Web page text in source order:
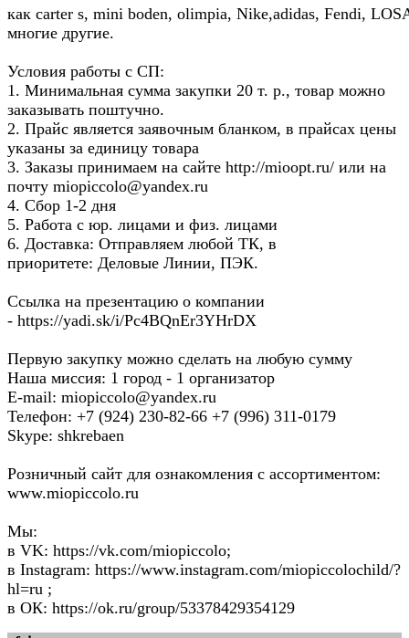
как carter s, mini boden, olimpia, Nike,adidas, Fendi,
многие другие.
Условия работы с СП:
1. Минимальная сумма закупки 20 т. р., товар можно
заказывать поштучно.
2. Прайс является заявочным бланком, в прайсах цены
указаны за единицу товара
3. Заказы принимаем на сайте http://mioopt.ru/ или на
почту miopiccolo@yandex.ru
4. Сбор 1-2 дня
5. Работа с юр. лицами и физ. лицами
6. Доставка: Отправляем любой ТК, в
приоритете: Деловые Линии, ПЭК.
Ссылка на презентацию о компании
- https://yadi.sk/i/Pc4BQnEr3YHrDX
Первую закупку можно сделать на любую сумму​​​​​​​
Наша миссия: 1 город - 1 организатор
E-mail: miopiccolo@yandex.ru
Телефон: +7 (924) 230-82-66 +7 (996) 311-0179
Skype: shkrebaen
Розничный сайт для ознакомления с ассортиментом:
www.miopiccolo.ru
Мы:
в VK: https://vk.com/miopiccolo;
в Instagram: https://www.instagram.com/miopiccolochild/?
hl=ru ;
в ОК: https://ok.ru/group/53378429354129